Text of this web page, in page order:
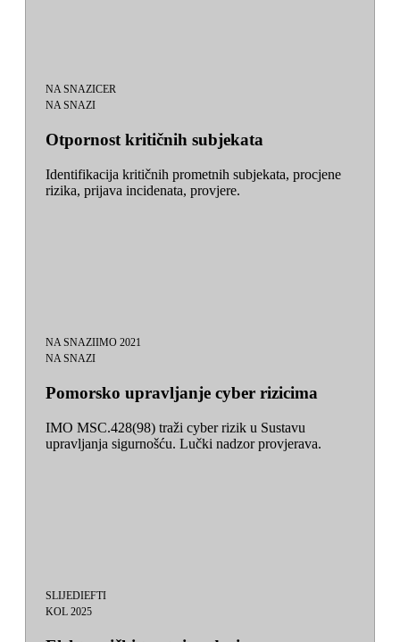
NA SNAZICER
NA SNAZI
Otpornost kritičnih subjekata
Identifikacija kritičnih prometnih subjekata, procjene
rizika, prijava incidenata, provjere.
NA SNAZIIMO 2021
NA SNAZI
Pomorsko upravljanje cyber rizicima
IMO MSC.428(98) traži cyber rizik u Sustavu
upravljanja sigurnošću. Lučki nadzor provjerava.
SLIJEDIEFTI
KOL 2025